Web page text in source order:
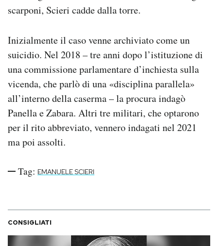
scarponi, Scieri cadde dalla torre.
Inizialmente il caso venne archiviato come un
suicidio. Nel 2018 – tre anni dopo l’istituzione di
una commissione parlamentare d’inchiesta sulla
vicenda, che parlò di una «disciplina parallela»
all’interno della caserma – la procura indagò
Panella e Zabara. Altri tre militari, che optarono
per il rito abbreviato, vennero indagati nel 2021
ma poi assolti.
Tag: EMANUELE SCIERI
CONSIGLIATI